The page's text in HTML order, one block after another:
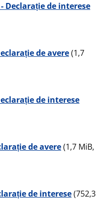
Declarație de interese
de avere(1,7
de interese
de avere(1,7 MiB,
de interese(752,3